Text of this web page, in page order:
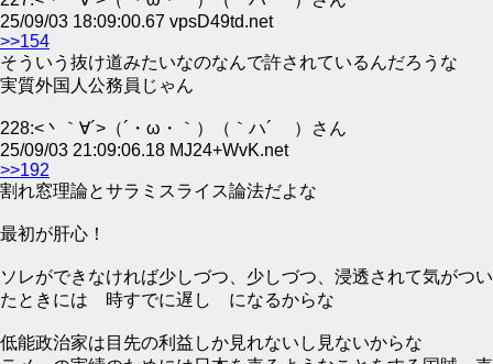
25/09/03 18:09:00.67 vpsD49td.net
>>154
そういう抜け道みたいなのなんで許されているんだろうな
実質外国人公務員じゃん
228:<丶｀∀´>（´・ω・｀）（｀ハ´ ）さん
25/09/03 21:09:06.18 MJ24+WvK.net
>>192
割れ窓理論とサラミスライス論法だよな
最初が肝心！
ソレができなければ少しづつ、少しづつ、浸透されて気がつい
たときには 時すでに遅し になるからな
低能政治家は目先の利益しか見れないし見ないからな